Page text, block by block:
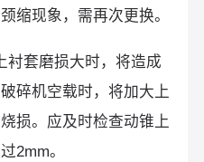
缩现象，需再次更换。
衬套磨损大时，将造成
碎机空载时，将加大上
损。应及时检查动锥上
2mm。